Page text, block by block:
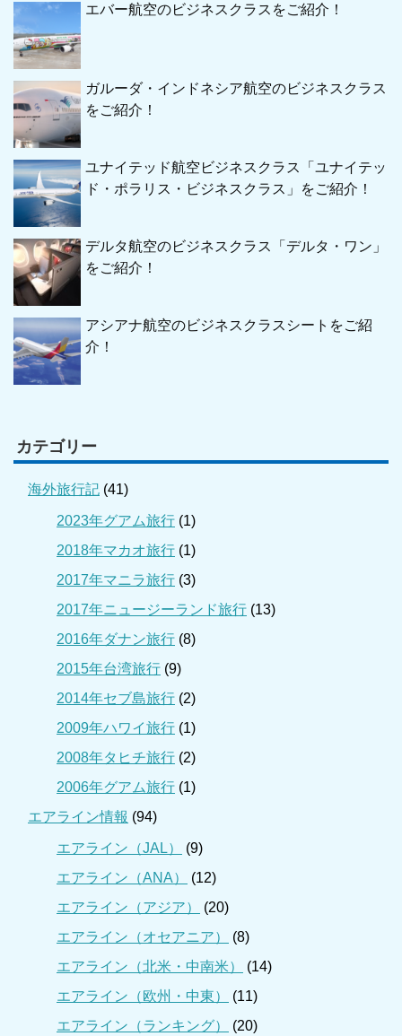
エバー航空のビジネスクラスをご紹介！
ガルーダ・インドネシア航空のビジネスクラス
をご紹介！
ユナイテッド航空ビジネスクラス「ユナイテッ
ド・ポラリス・ビジネスクラス」をご紹介！
デルタ航空のビジネスクラス「デルタ・ワン」
をご紹介！
アシアナ航空のビジネスクラスシートをご紹
介！
カテゴリー
海外旅行記 (41)
2023年グアム旅行 (1)
2018年マカオ旅行 (1)
2017年マニラ旅行 (3)
2017年ニュージーランド旅行 (13)
2016年ダナン旅行 (8)
2015年台湾旅行 (9)
2014年セブ島旅行 (2)
2009年ハワイ旅行 (1)
2008年タヒチ旅行 (2)
2006年グアム旅行 (1)
エアライン情報 (94)
エアライン（JAL）
(9)
エアライン（ANA）
(12)
エアライン（アジア）
(20)
エアライン（オセアニア）
(8)
エアライン（北米・中南米）
(14)
エアライン（欧州・中東）
(11)
エアライン（ランキング）
(20)